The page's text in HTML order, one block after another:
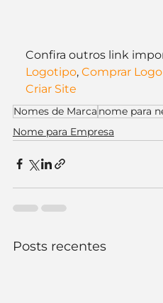
Confira outros link
Logotipo, Comprar
Criar Site
Nomes de Marca nome para
Nome para Empresa
Posts recentes